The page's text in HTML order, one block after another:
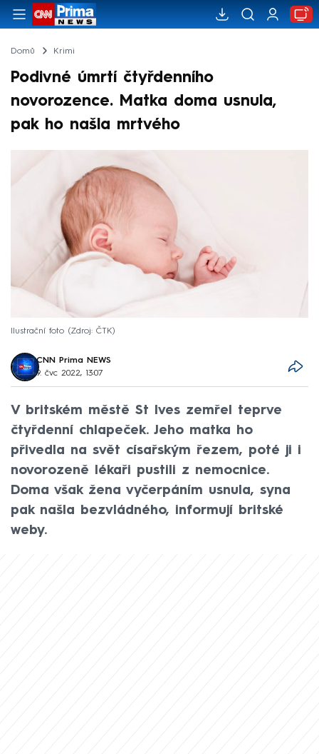
Domů Krimi
Podivné úmrtí čtyřdenního
novorozence. Matka doma usnula,
pak ho našla mrtvého
Ilustrační foto Zdroj: ČTK
CNN Prima NEWS
9. čvc 2022, 13:07
V britském městě St Ives zemřel teprve
čtyřdenní chlapeček. Jeho matka ho
přivedla na svět císařským řezem, poté ji i
novorozeně lékaři pustili z nemocnice.
Doma však žena vyčerpáním usnula, syna
pak našla bezvládného, informují britské
weby.